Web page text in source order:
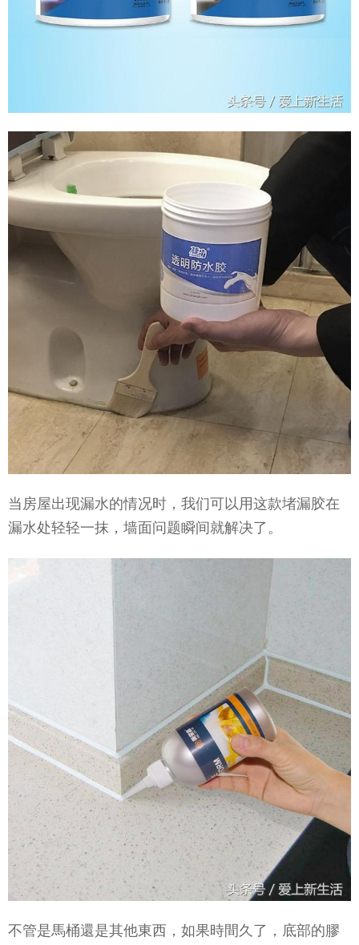
当房屋出现漏水的情况时，我们可以用这款堵漏胶在
漏水处轻轻一抹，墙面问题瞬间就解决了。
不管是馬桶還是其他東西，如果時間久了，底部的膠